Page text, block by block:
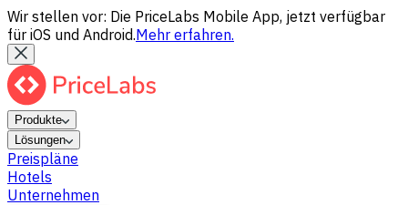
Wir stellen vor: Die PriceLabs Mobile App, jetzt verfügbar
für iOS und Android.Mehr erfahren.
Produkte
Lösungen
Preispläne
Hotels
Unternehmen